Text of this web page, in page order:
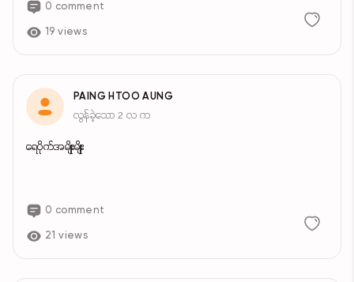
0 comment
19 views
PAING HTOO AUNG
လွန်ခဲ့သော 2 လ က
ရေပိုက်အမျိုးမျိုး
0 comment
21 views